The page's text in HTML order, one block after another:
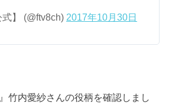
】 (@ftv8ch) 2017年10月30日
竹内愛紗さんの役柄を確認しまし